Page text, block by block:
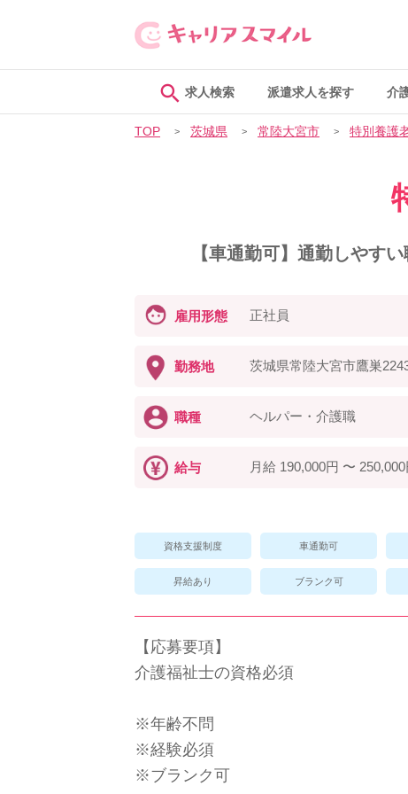
求人検索 派遣求人を探す 介
TOP 茨城県 常陸大宮市 特別養護
【車通勤可】通勤しやす
雇用形態 正社員
勤務地 茨城県常陸大宮市鷹巣
職種 ヘルパー・介護職
給与 月給 190,000円 〜 250,000
資格支援制度 車通勤可
昇給あり ブランク可
【応募要項】
介護福祉士の資格必須
※年齢不問
※経験必須
※ブランク可